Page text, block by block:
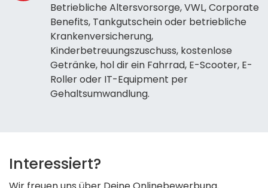
Betriebliche Altersvorsorge, VWL, Corporate
Benefits, Tankgutschein oder betriebliche
Krankenversicherung,
Kinderbetreuungszuschuss, kostenlose
Getränke, hol dir ein Fahrrad, E-Scooter, E-
Roller oder IT-Equipment per
Gehaltsumwandlung.
Interessiert?